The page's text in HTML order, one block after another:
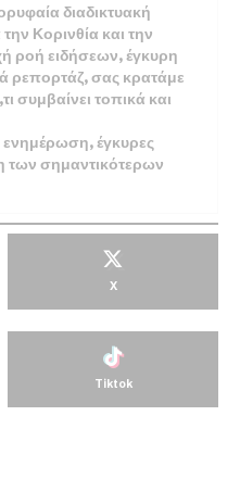
διαδικτυακή
Κορινθία και την
ροή ειδήσεων, έγκυρη
ρεπορτάζ, σας κρατάμε
συμβαίνει τοπικά και
έγκυρες
των σημαντικότερων
X
Tiktok